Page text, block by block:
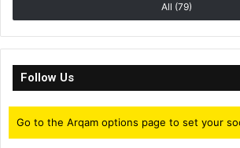
All (79)
Follow Us
Go to the Arqam options page to set your